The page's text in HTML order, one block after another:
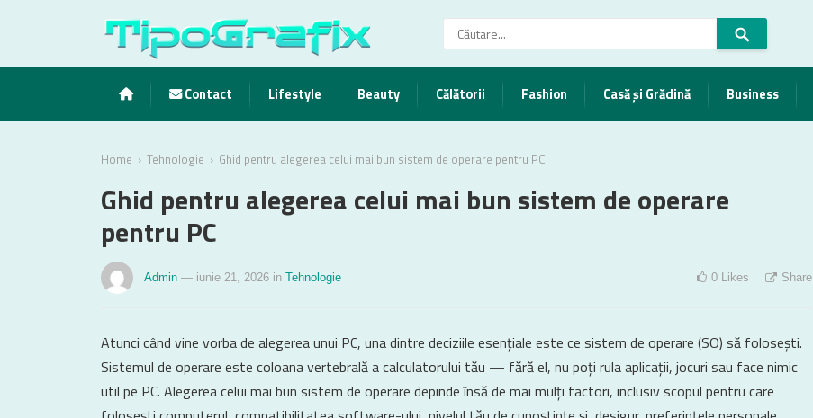
Contact Lifestyle Beauty Călătorii Fashion Casă și Grădină Business
Home › Tehnologie › Ghid pentru alegerea celui mai bun sistem de operare pentru PC
Ghid pentru alegerea celui mai bun sistem de operare
pentru PC
Admin — iunie 21, 2026 in Tehnologie 0 Likes Share
Atunci când vine vorba de alegerea unui PC, una dintre deciziile esențiale este ce sistem de operare (SO) să folosești.
Sistemul de operare este coloana vertebrală a calculatorului tău — fără el, nu poți rula aplicații, jocuri sau face nimic
util pe PC. Alegerea celui mai bun sistem de operare depinde însă de mai mulți factori, inclusiv scopul pentru care